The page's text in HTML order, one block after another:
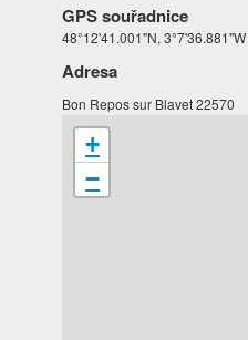
GPS souřadnice
48°12'41.001"N, 3°7'36.881"W
Adresa
Bon Repos sur Blavet 22570
+
−